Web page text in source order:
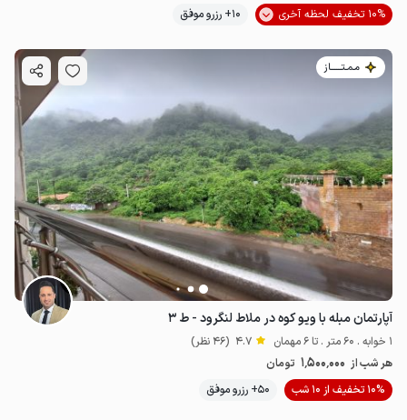
10% تخفیف لحظه آخری
10+ رزرو موفق
مـمـتــــــاز
آپارتمان مبله با ویو کوه در ملاط لنگرود - ط ۳
1 خوابه . 60 متر . تا 6 مهمان 4.7 (46 نظر)
هر شب از 1٬500٬000 تومان
10% تخفیف از 10 شب
50+ رزرو موفق